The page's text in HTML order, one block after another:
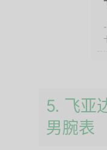
5. 飞亚
男腕表